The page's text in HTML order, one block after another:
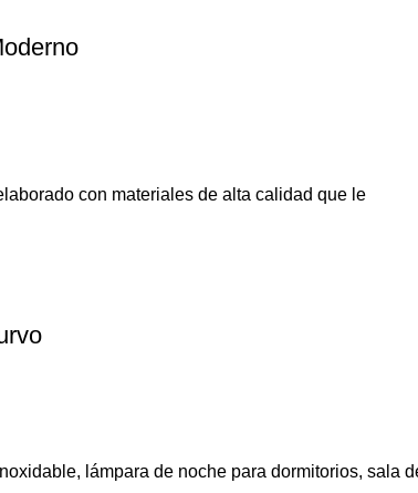
con materiales de alta calidad que le
lámpara de noche para dormitorios, sala